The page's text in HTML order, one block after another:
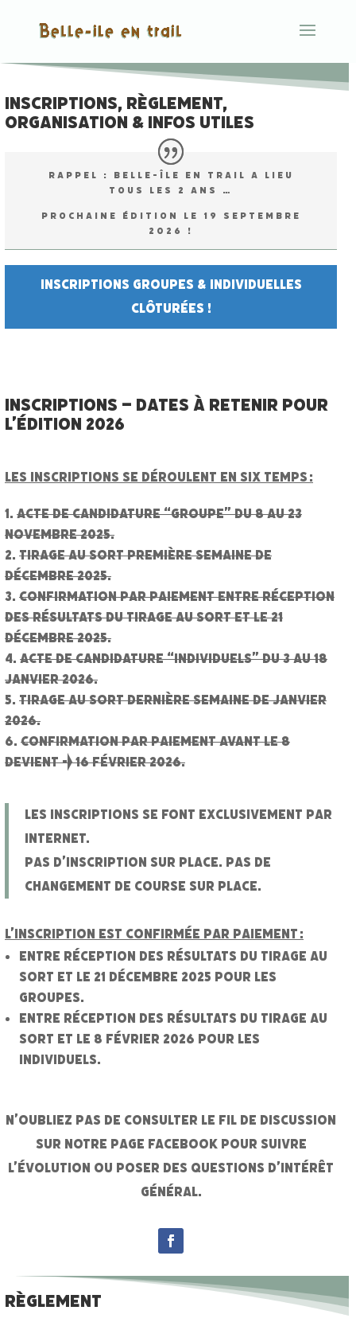
INSCRIPTIONS, RÈGLEMENT,
ORGANISATION & INFOS UTILES
Rappel : Belle-Île en Trail a lieu
tous les 2 ans …
prochaine édition
le 19 septembre
2026 !
Inscriptions groupes & individuelles
clôturées !
INSCRIPTIONS – Dates à retenir pour
l’édition 2026
Les inscriptions se déroulent en six temps :
acte de candidature “groupe” du 8 au 23
novembre 2025.
tirage au sort première semaine de
décembre 2025.
confirmation par paiement entre réception
des résultats du tirage au sort et le 21
décembre 2025.
acte de candidature “individuels” du 3 au 18
janvier 2026.
tirage au sort dernière semaine de janvier
2026.
confirmation par paiement avant le 8
devient -> 16 février 2026.
Les inscriptions se font exclusivement par
internet.
Pas d’inscription sur place. Pas de
changement de course sur place.
L’inscription est confirmée par paiement :
entre réception des résultats du tirage au
sort et le 21 décembre 2025 pour les
groupes.
entre réception des résultats du tirage au
sort et le 8 février 2026 pour les
individuels.
N’oubliez pas de consulter le fil de discussion
sur notre page Facebook pour suivre
l’évolution ou poser des questions d’intérêt
général.
RÈGLEMENT